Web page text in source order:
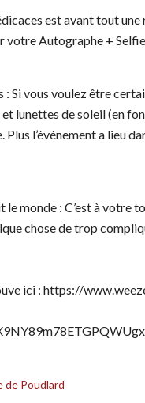
est avant tout
votre Autographe + Selfie
: Si vous voulez être
lunettes de soleil (en
Plus l’événement a lieu
le monde : C’est à votre
chose de trop
ici : https://